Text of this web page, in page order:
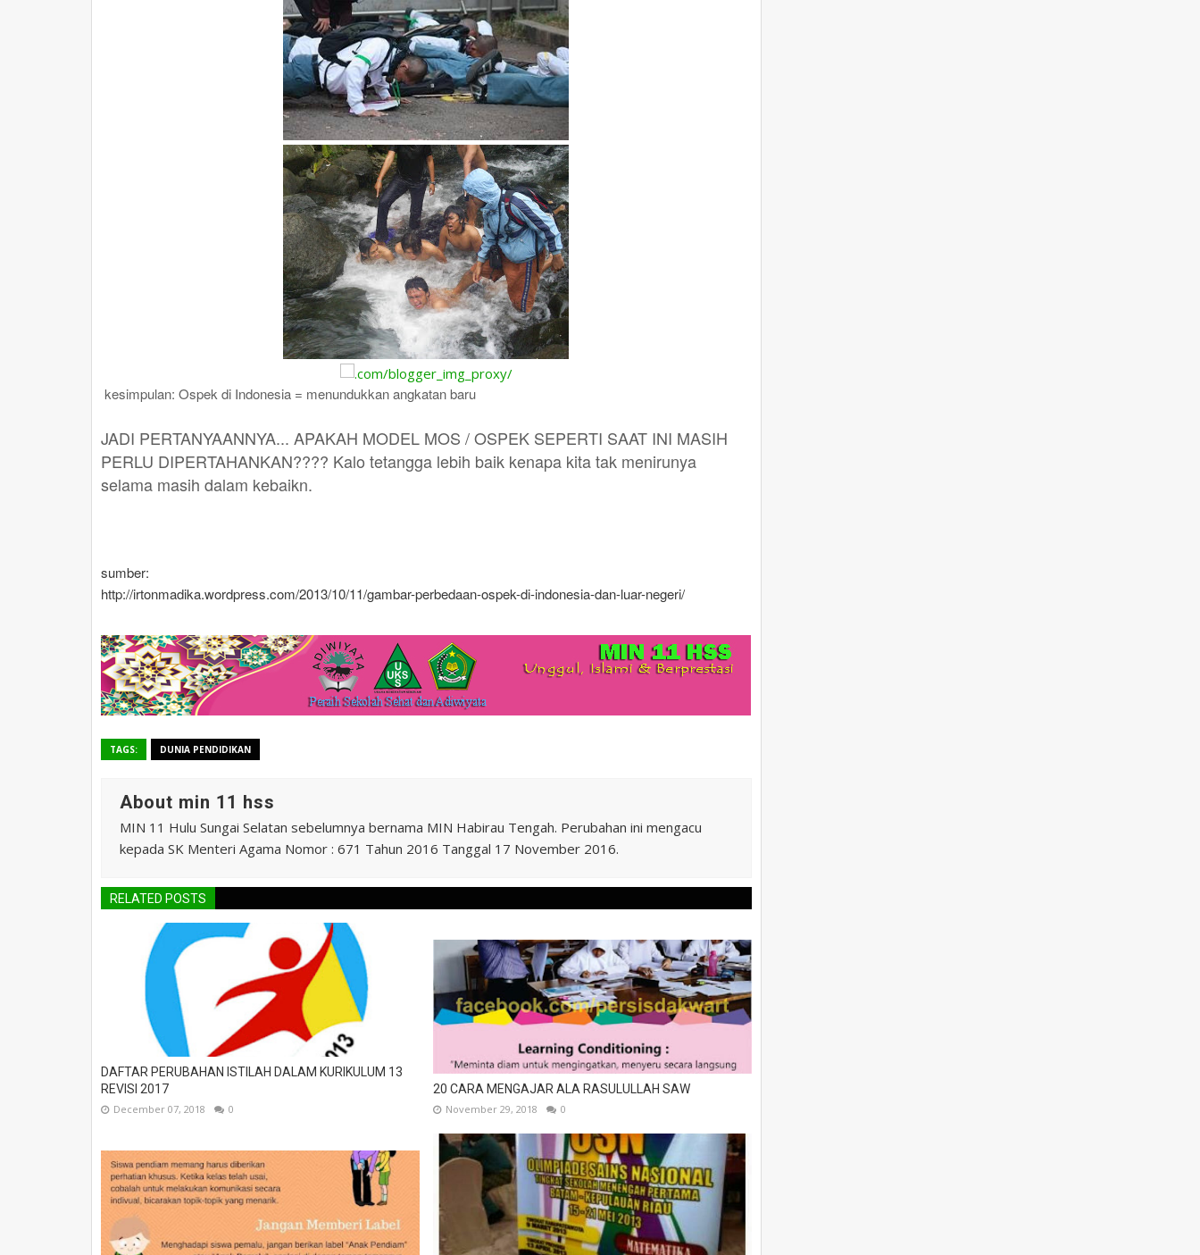
kesimpulan: Ospek di Indonesia = menundukkan angkatan baru
JADI PERTANYAANNYA... APAKAH MODEL MOS / OSPEK SEPERTI SAAT INI MASIH
PERLU DIPERTAHANKAN???? Kalo tetangga lebih baik kenapa kita tak menirunya
selama masih dalam kebaikn.
sumber:
http://irtonmadika.wordpress.com/2013/10/11/gambar-perbedaan-ospek-di-indonesia-dan-luar-negeri/
TAGS: DUNIA PENDIDIKAN
About min 11 hss
MIN 11 Hulu Sungai Selatan sebelumnya bernama MIN Habirau Tengah. Perubahan ini mengacu
kepada SK Menteri Agama Nomor : 671 Tahun 2016 Tanggal 17 November 2016.
RELATED POSTS
DAFTAR PERUBAHAN ISTILAH DALAM KURIKULUM 13
REVISI 2017
December 07, 2018 0
20 CARA MENGAJAR ALA RASULULLAH SAW
November 29, 2018 0